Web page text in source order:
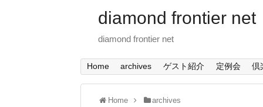
diamond frontier net
diamond frontier net
Home archives ゲスト紹介 定例会 倶
Home archives